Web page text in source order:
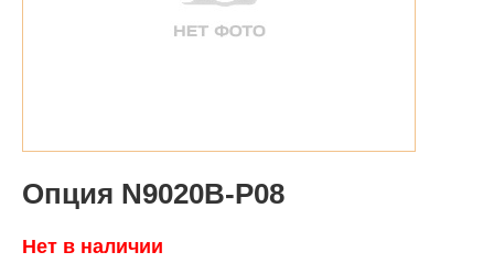
Опция N9020B-P08
Нет в наличии